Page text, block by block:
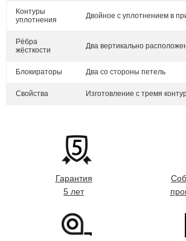
Контуры
уплотнения
Двойное с уплотнением в
Рёбра
жёсткости
Два вертикально
Блокираторы Два со стороны петель
Свойства Изготовление с тремя
Гарантия
5 лет